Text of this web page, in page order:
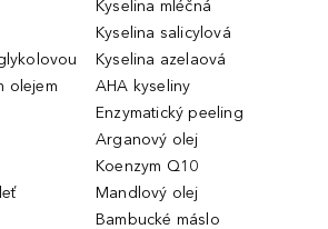
olejem
Kyselina mléčná
Kyselina salicylová
Kyselina azelaová
AHA kyseliny
Enzymatický peeling
Arganový olej
Koenzym Q10
Mandlový olej
Bambucké máslo